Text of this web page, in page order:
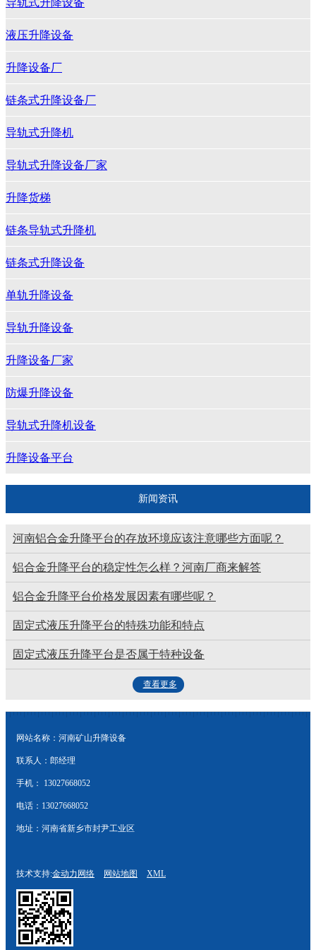
导轨式升降设备
液压升降设备
升降设备厂
链条式升降设备厂
导轨式升降机
导轨式升降设备厂家
升降货梯
链条导轨式升降机
链条式升降设备
单轨升降设备
导轨升降设备
升降设备厂家
防爆升降设备
导轨式升降机设备
升降设备平台
新闻资讯
河南铝合金升降平台的存放环境应该注意哪些方面呢？
铝合金升降平台的稳定性怎么样？河南厂商来解答
铝合金升降平台价格发展因素有哪些呢？
固定式液压升降平台的特殊功能和特点
固定式液压升降平台是否属于特种设备
查看更多
网站名称：河南矿山升降设备
联系人：郎经理
手机： 13027668052
电话：13027668052
地址：河南省新乡市封尹工业区
技术支持:金动力网络 网站地图 XML